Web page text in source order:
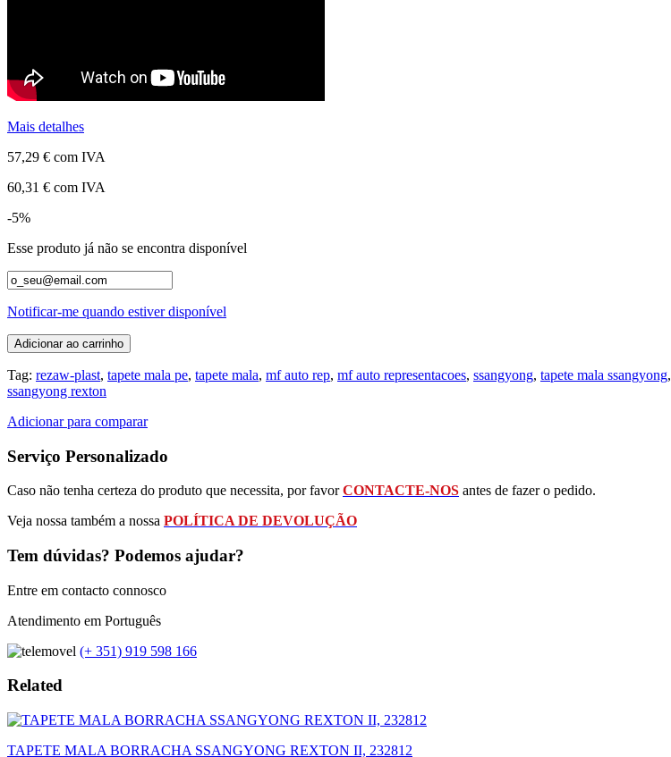
Mais detalhes
57,29 € com IVA
60,31 € com IVA
-5%
Esse produto já não se encontra disponível
Notificar-me quando estiver disponível
Adicionar ao carrinho
Tag: rezaw-plast, tapete mala pe, tapete mala, mf auto rep, mf auto representacoes, ssangyong, tapete mala ssangyong,
ssangyong rexton
Adicionar para comparar
Serviço Personalizado
Caso não tenha certeza do produto que necessita, por favorCONTACTE-NOS antes de fazer o pedido.
Veja nossa também a nossa POLÍTICA DE DEVOLUÇÃO
Tem dúvidas? Podemos ajudar?
Entre em contacto connosco
Atendimento em Português
(+ 351) 919 598 166
Related
TAPETE MALA BORRACHA SSANGYONG REXTON II, 232812